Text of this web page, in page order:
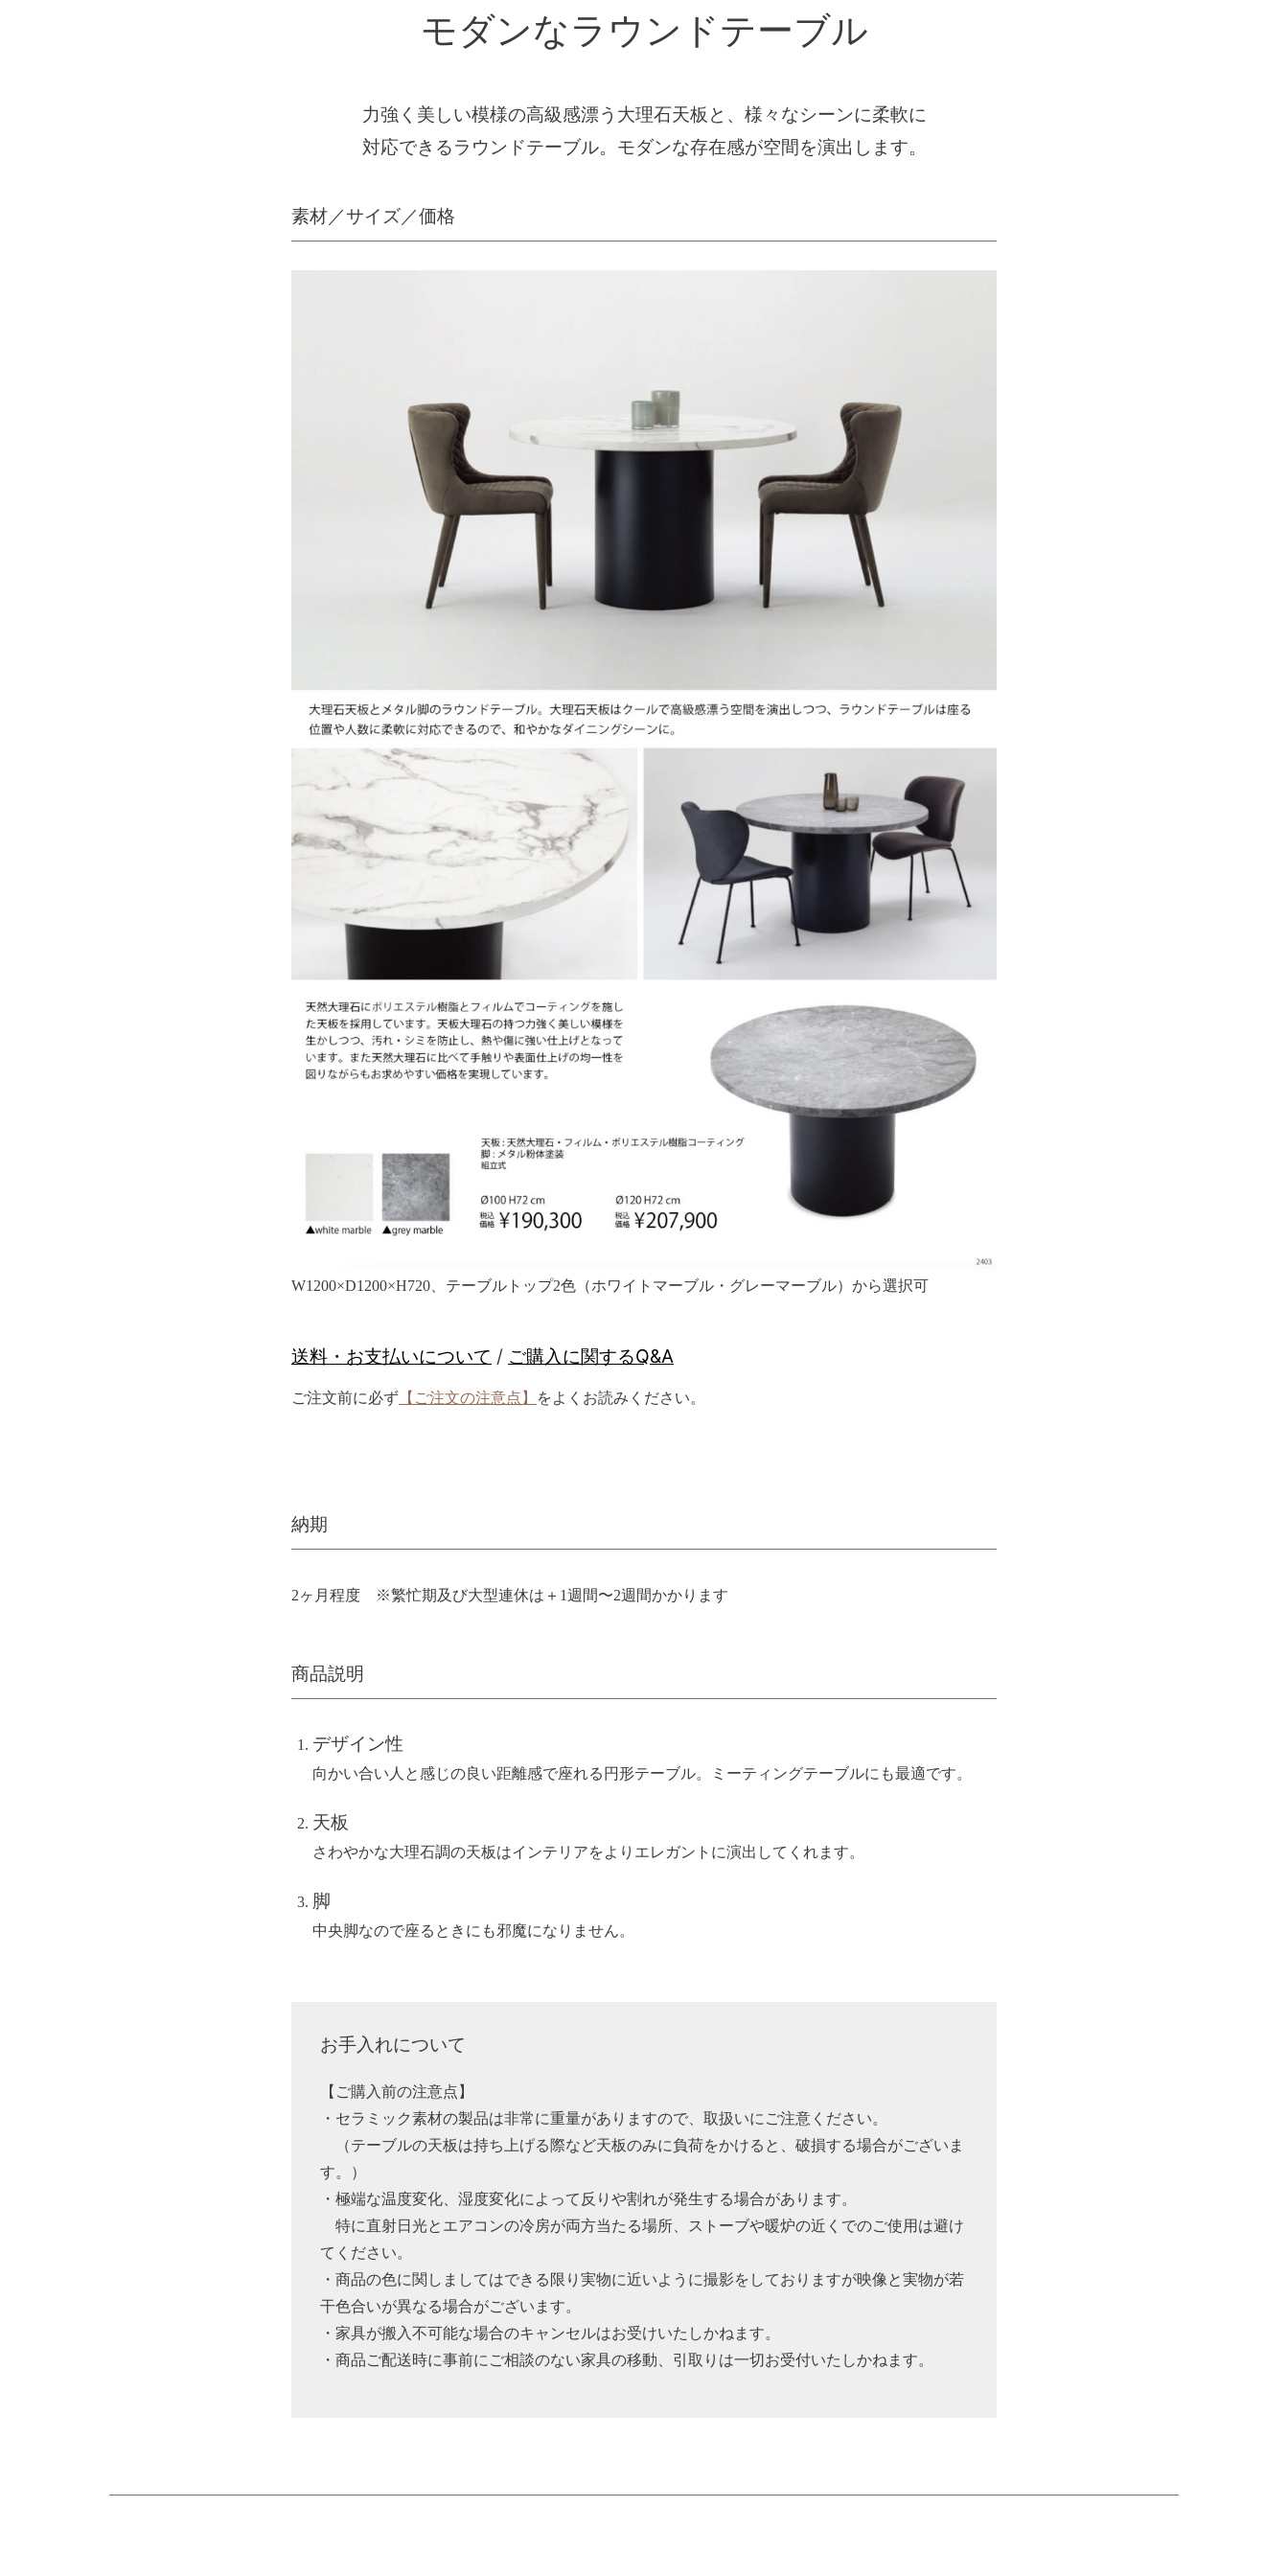
モダンなラウンドテーブル
力強く美しい模様の高級感漂う大理石天板と、様々なシーンに柔軟に
対応できるラウンドテーブル。モダンな存在感が空間を演出します。
素材／サイズ／価格
W1200×D1200×H720、テーブルトップ2色（ホワイトマーブル・グレーマーブル）から選択可
送料・お支払いについて / ご購入に関するQ&A
ご注文前に必ず 【ご注文の注意点】 をよくお読みください。
納期
2ヶ月程度 ※繁忙期及び大型連休は＋1週間〜2週間かかります
商品説明
デザイン性
向かい合い人と感じの良い距離感で座れる円形テーブル。ミーティングテーブルにも最適です。
天板
さわやかな大理石調の天板はインテリアをよりエレガントに演出してくれます。
脚
中央脚なので座るときにも邪魔になりません。
お手入れについて
【ご購入前の注意点】
・セラミック素材の製品は非常に重量がありますので、取扱いにご注意ください。
（テーブルの天板は持ち上げる際など天板のみに負荷をかけると、破損する場合がございま
す。）
・極端な温度変化、湿度変化によって反りや割れが発生する場合があります。
特に直射日光とエアコンの冷房が両方当たる場所、ストーブや暖炉の近くでのご使用は避け
てください。
・商品の色に関しましてはできる限り実物に近いように撮影をしておりますが映像と実物が若
干色合いが異なる場合がございます。
・家具が搬入不可能な場合のキャンセルはお受けいたしかねます。
・商品ご配送時に事前にご相談のない家具の移動、引取りは一切お受付いたしかねます。